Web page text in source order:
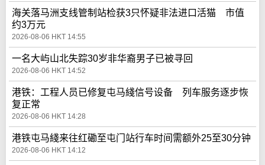
海关落马洲支线管制站检获3只怀疑非法进口活猫 市值
约3万元
2026-08-06 HKT 14:55
一名大屿山北失踪30岁非华裔男子已被寻回
2026-08-06 HKT 14:52
港铁：工程人员已修复屯马綫信号设备 列车服务逐步恢
复正常
2026-08-06 HKT 14:28
港铁屯马綫来往红磡至屯门站行车时间需额外25至30分钟
2026-08-06 HKT 14:12